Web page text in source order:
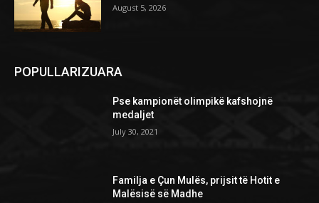
August 5, 2026
POPULLARIZUARA
Pse kampionët olimpikë kafshojnë
medaljet
July 30, 2021
Familja e Çun Mulës, prijsit të Hotit e
Malësisë së Madhe